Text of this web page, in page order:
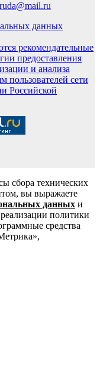
данных
рекомендательные
предоставления
и анализа
пользователей сети
Российской
сбора технических
вы выражаете
данных и
политики
средства